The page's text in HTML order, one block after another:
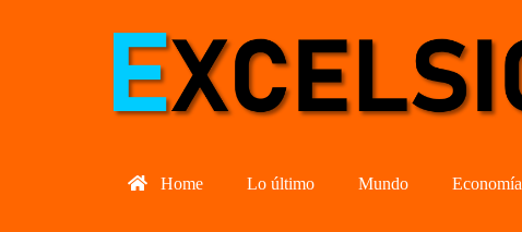
Home Lo último Mundo Economía